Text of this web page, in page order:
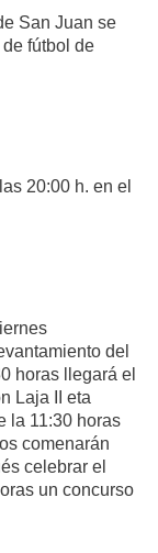
San Juan se
fútbol de
20:00 h. en el
del
horas llegará el
Laja II eta
la 11:30 horas
comenarán
celebrar el
un concurso